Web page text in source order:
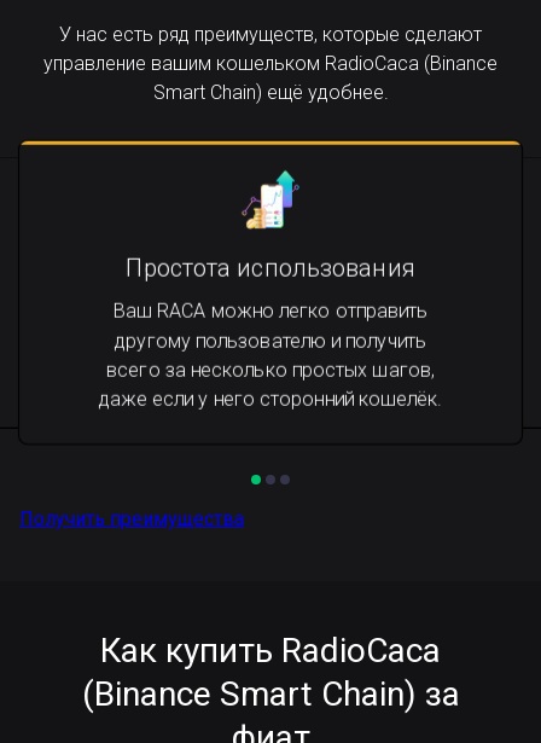
У нас есть ряд преимуществ, которые сделают
управление вашим кошельком RadioCaca (Binance
Smart Chain) ещё удобнее.
Простота использования
Ваш RACA можно легко отправить
другому пользователю и получить
всего за несколько простых шагов,
даже если у него сторонний кошелёк.
Получить преимущества
Как купить RadioCaca
(Binance Smart Chain) за